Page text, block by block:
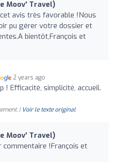
Moov' Travel)
avis très favorable !Nous
pu gérer votre dossier et
bientôt,François et
2 years ago
! Efficacité, simplicité, accueil.
| Voir le texte original
Moov' Travel)
commentaire !François et